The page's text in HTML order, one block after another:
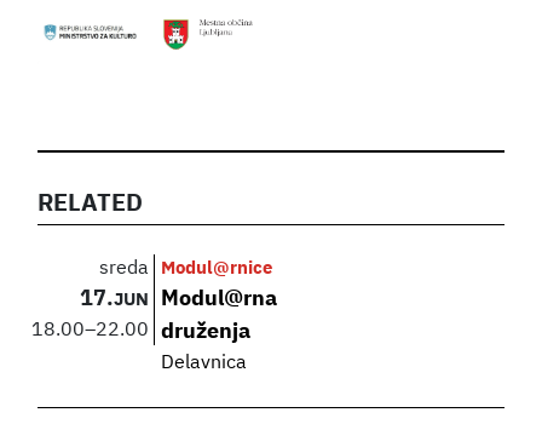
RELATED
sreda
17.JUN
18.00–22.00
Modul@rnice
Modul@rna
druženja
Delavnica